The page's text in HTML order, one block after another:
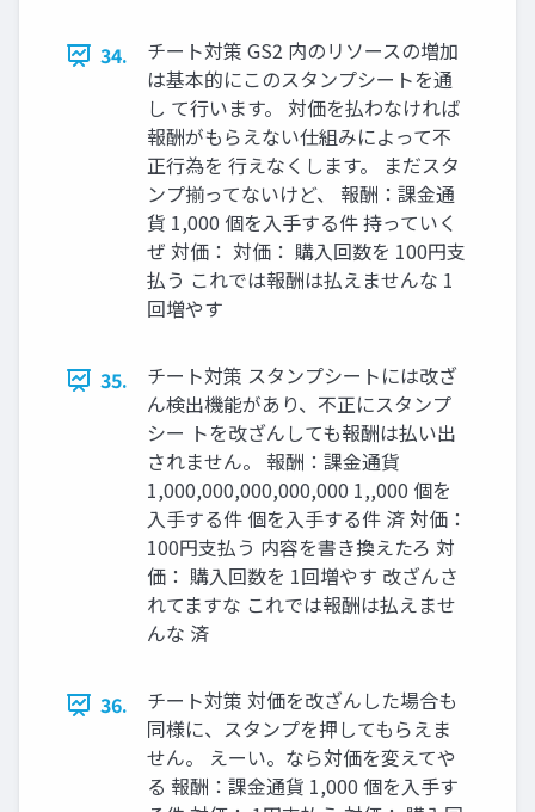
34.
チート対策 GS2 内のリソースの増加
は基本的にこのスタンプシートを通
し て⾏います。 対価を払わなければ
報酬がもらえない仕組みによって不
正⾏為を ⾏えなくします。 まだスタ
ンプ揃ってないけど、 報酬：課⾦通
貨 1,000 個を⼊⼿する件 持っていく
ぜ 対価： 対価： 購⼊回数を 100円⽀
払う これでは報酬は払えませんな 1
回増やす
35.
チート対策 スタンプシートには改ざ
ん検出機能があり、不正にスタンプ
シー トを改ざんしても報酬は払い出
されません。 報酬：課⾦通貨
1,000,000,000,000,000 1,,000 個を
⼊⼿する件 個を⼊⼿する件 済 対価：
100円⽀払う 内容を書き換えたろ 対
価： 購⼊回数を 1回増やす 改ざんさ
れてますな これでは報酬は払えませ
んな 済
36.
チート対策 対価を改ざんした場合も
同様に、スタンプを押してもらえま
せん。 えーい。なら対価を変えてや
る 報酬：課⾦通貨 1,000 個を⼊⼿す